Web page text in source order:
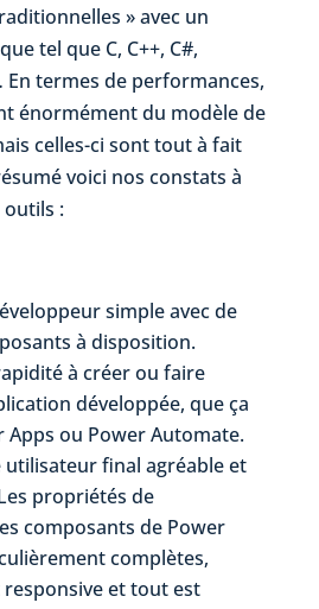
» avec un
tel que C, C++, C#,
En termes de performances,
énormément du modèle de
celles-ci sont tout à fait
voici nos constats à
outils :
simple avec de
à disposition.
à créer ou faire
développée, que ça
Apps ou Power Automate.
utilisateur final agréable et
propriétés de
composants de Power
complètes,
responsive et tout est